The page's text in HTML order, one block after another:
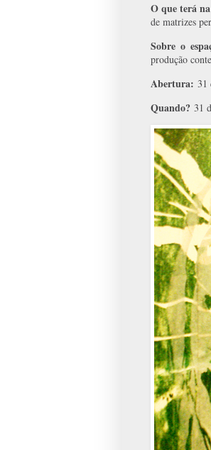
O que terá
de matrizes
Sobre o
produção
Abertura: 31
Quando? 31